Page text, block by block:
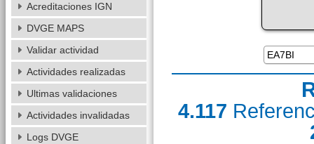
4.117
Acreditaciones IGN
DVGE MAPS
Validar actividad
Actividades realizadas
Ultimas validaciones
Actividades invalidadas
Logs DVGE